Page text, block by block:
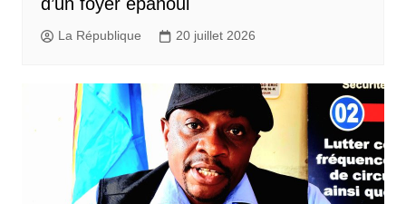
La République 20 juillet 2026